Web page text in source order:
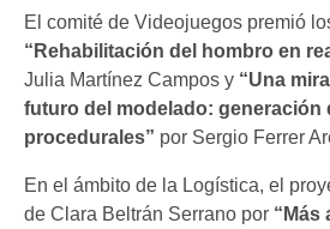
El comité de Videojuegos premió
“ Rehabilitación del hombro en
Julia Martínez Campos y “Una
futuro del modelado: generación
procedurales” por Sergio Ferrer
En el ámbito de la Logística, el
de Clara Beltrán Serrano por “Más